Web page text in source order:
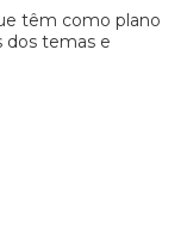
têm como plano
dos temas e